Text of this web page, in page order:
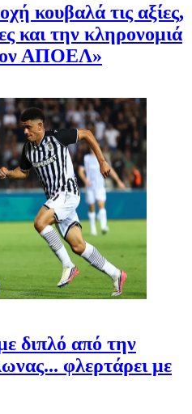
κουβαλά τις αξίες,
και την κληρονομιά
ΑΠΟΕΛ»
διπλό από την
φλερτάρει με